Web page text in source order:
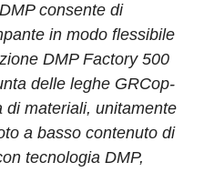
consente di
in modo flessibile
DMP Factory 500
delle leghe GRCop-
di materiali, unitamente
a basso contenuto di
tecnologia DMP,